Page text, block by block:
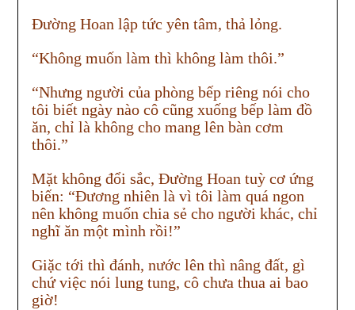
Đường Hoan lập tức yên tâm, thả lỏng.
“Không muốn làm thì không làm thôi.”
“Nhưng người của phòng bếp riêng nói cho
tôi biết ngày nào cô cũng xuống bếp làm đồ
ăn, chỉ là không cho mang lên bàn cơm
thôi.”
Mặt không đổi sắc, Đường Hoan tuỳ cơ ứng
biến: “Đương nhiên là vì tôi làm quá ngon
nên không muốn chia sẻ cho người khác, chỉ
nghĩ ăn một mình rồi!”
Giặc tới thì đánh, nước lên thì nâng đất, gì
chứ việc nói lung tung, cô chưa thua ai bao
giờ!